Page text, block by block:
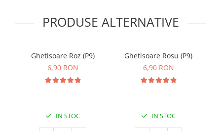
PRODUSE ALTERNATIVE
Ghetisoare Roz (P9)
6,90 RON
IN STOC
Ghetisoare Rosu (P9)
6,90 RON
IN STOC